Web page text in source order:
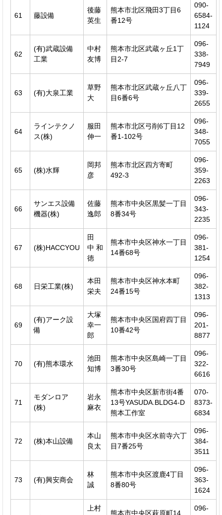
61 藤設備
後藤
英生
熊本市北区飛田3丁目6
番12号
090-
6584-
1124
62
(有)武蔵設備
工業
中村
友博
熊本市北区武蔵ヶ丘1丁
目2-7
096-
338-
7949
63 (有)大泉工業
草野
大
熊本市北区武蔵ヶ丘八丁
目6番6号
096-
339-
2655
64
ラインテクノ
ス(株)
服田
伸一
熊本市北区弓削6丁目12
番1-102号
096-
348-
7055
65 (株)水輝
岡邦
彦
熊本市北区四方寄町
492-3
096-
359-
2263
66
サンエス設備
機器(株)
佐藤
逸郎
熊本市中央区黒髪一丁目
8番34号
096-
343-
2235
67 (株)HACCYOU
田
中 和
徳
熊本市中央区神水一丁目
14番68号
096-
381-
1254
68 日栄工業(株)
本田
栄夫
熊本市中央区神水本町
24番15号
096-
382-
1313
69
(有)アーク設
備
大塚
幸一
郎
熊本市中央区国府四丁目
10番42号
096-
201-
8877
70 (有)熊本環水
池田
知博
熊本市中央区島崎一丁目
3番30号
096-
322-
6616
71
モダンロア
(株)
岩永
麻衣
熊本市中央区新市街4番
13号YASUDA.BLDG4-D
熊本工作室
070-
8373-
6834
72 (株)本山設備
本山
良太
熊本市中央区水前寺六丁
目7番25号
096-
384-
3511
73 (有)興安商会
林
誠
熊本市中央区渡鹿4丁目
8番80号
096-
363-
1624
上村
熊本市中央区萩原町14
096-